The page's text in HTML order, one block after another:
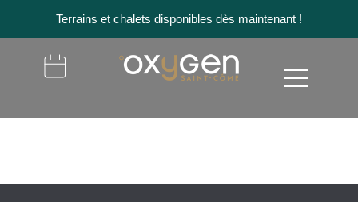
Terrains et chalets disponibles dès maintenant !